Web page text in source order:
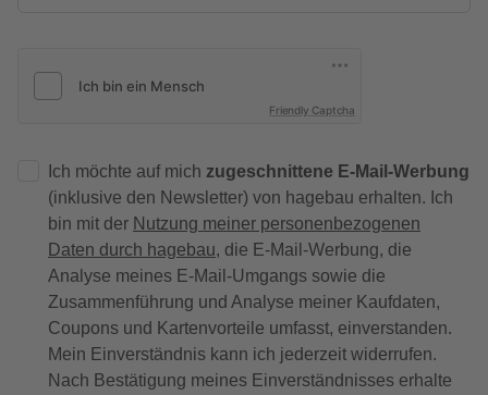
Friendly Captcha
Ich möchte auf mich zugeschnittene E-Mail-Werbung
(inklusive den Newsletter) von hagebau erhalten. Ich
bin mit der Nutzung meiner personenbezogenen
Daten durch hagebau, die E-Mail-Werbung, die
Analyse meines E-Mail-Umgangs sowie die
Zusammenführung und Analyse meiner Kaufdaten,
Coupons und Kartenvorteile umfasst, einverstanden.
Mein Einverständnis kann ich jederzeit widerrufen.
Nach Bestätigung meines Einverständnisses erhalte